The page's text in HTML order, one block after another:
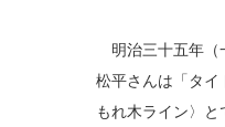
明治三十五年（
松平さんは「タ
もれ木ライン〉